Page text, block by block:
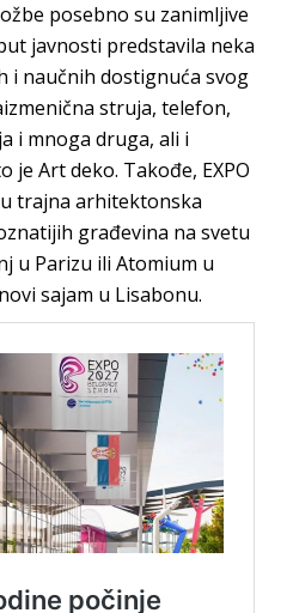
posebno su zanimljive
javnosti predstavila neka
i naučnih dostignuća svog
struja, telefon,
i mnoga druga, ali i
je Art deko. Takođe, EXPO
trajna arhitektonska
građevina na svetu
u Parizu ili Atomium u
sajam u Lisabonu.